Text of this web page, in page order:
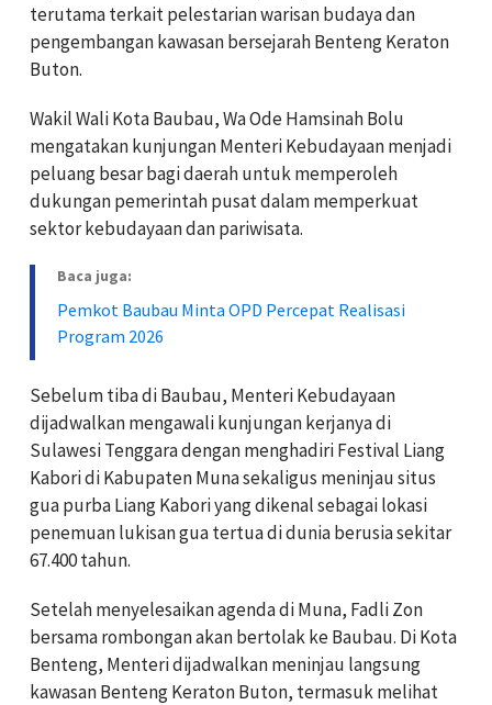
terutama terkait pelestarian warisan budaya dan
pengembangan kawasan bersejarah Benteng Keraton
Buton.
Wakil Wali Kota Baubau, Wa Ode Hamsinah Bolu
mengatakan kunjungan Menteri Kebudayaan menjadi
peluang besar bagi daerah untuk memperoleh
dukungan pemerintah pusat dalam memperkuat
sektor kebudayaan dan pariwisata.
Baca juga:
Pemkot Baubau Minta OPD Percepat Realisasi
Program 2026
Sebelum tiba di Baubau, Menteri Kebudayaan
dijadwalkan mengawali kunjungan kerjanya di
Sulawesi Tenggara dengan menghadiri Festival Liang
Kabori di Kabupaten Muna sekaligus meninjau situs
gua purba Liang Kabori yang dikenal sebagai lokasi
penemuan lukisan gua tertua di dunia berusia sekitar
67.400 tahun.
Setelah menyelesaikan agenda di Muna, Fadli Zon
bersama rombongan akan bertolak ke Baubau. Di Kota
Benteng, Menteri dijadwalkan meninjau langsung
kawasan Benteng Keraton Buton, termasuk melihat